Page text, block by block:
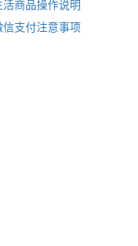
商品操作说明
支付注意事项